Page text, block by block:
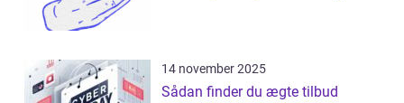
14 november 2025
Sådan finder du ægte tilbud